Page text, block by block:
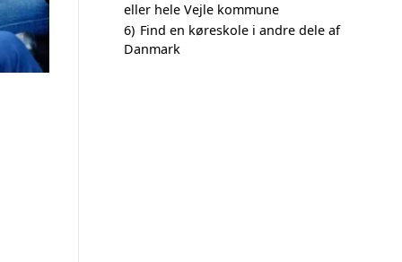
eller hele Vejle kommune
6) Find en køreskole i andre dele af
Danmark